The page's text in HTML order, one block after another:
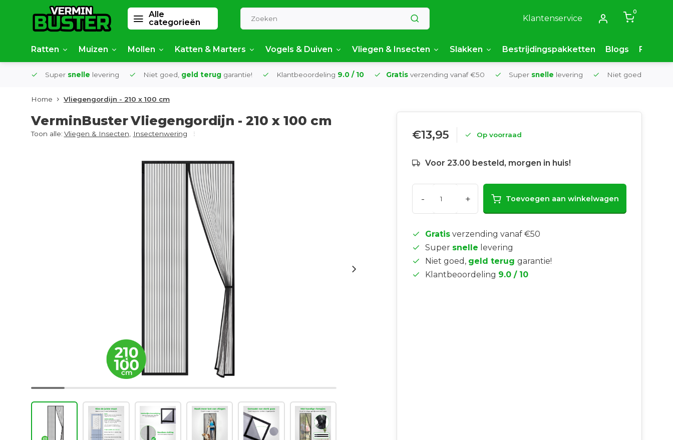
Alle
categorieën
Klantenservice
0
Ratten Muizen Mollen Katten & Marters Vogels & Duiven Vliegen & Insecten Slakken Bestrijdingspakketten Blogs FAQ
Super snelle levering Niet goed, geld terug garantie! Klantbeoordeling 9.0 / 10 Gratis verzending vanaf €50 Super snelle levering Niet goed,
Home Vliegengordijn - 210 x 100 cm
VerminBusterVliegengordijn - 210 x 100 cm
Toon alle: Vliegen & Insecten Insectenwering €13,95 Op voorraad
Voor 23.00 besteld, morgen in huis!
- + Toevoegen aan winkelwagen
Gratis verzending vanaf €50
Super snelle levering
Niet goed, geld terug garantie!
Klantbeoordeling 9.0 / 10